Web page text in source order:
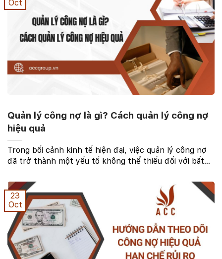
Oct
Quản lý công nợ là gì? Cách quản lý công nợ
hiệu quả
Trong bối cảnh kinh tế hiện đại, việc quản lý công nợ
đã trở thành một yếu tố không thể thiếu đối với bất
hiệu quả không chỉ giúp doanh nghiệp tối ưu ...
23
Oct